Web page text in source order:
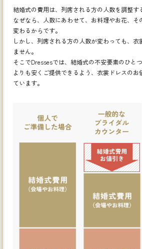
結婚式の費用は、列席される方の人数を調整す
なぜなら、人数にあわせて、お料理やお花、
変わるからです。
しかし、列席される方の人数が変わっても、衣
ません。
そこでDressesでは、結婚式の不安要素のひと
よりも安くご提供できるよう、衣裳ドレスのお
ています。